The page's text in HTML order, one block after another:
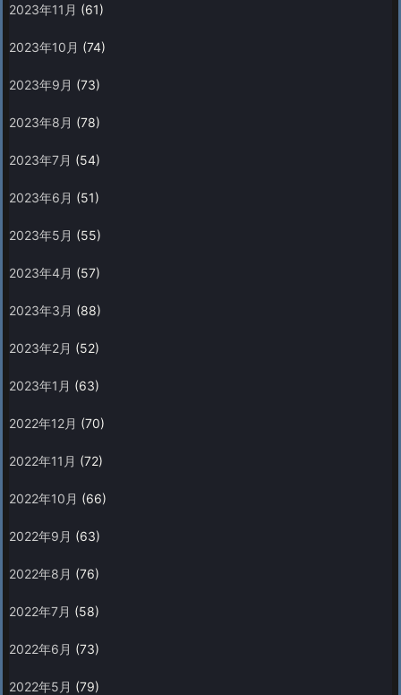
2023年11月 (61)
2023年10月 (74)
2023年9月 (73)
2023年8月 (78)
2023年7月 (54)
2023年6月 (51)
2023年5月 (55)
2023年4月 (57)
2023年3月 (88)
2023年2月 (52)
2023年1月 (63)
2022年12月 (70)
2022年11月 (72)
2022年10月 (66)
2022年9月 (63)
2022年8月 (76)
2022年7月 (58)
2022年6月 (73)
2022年5月 (79)